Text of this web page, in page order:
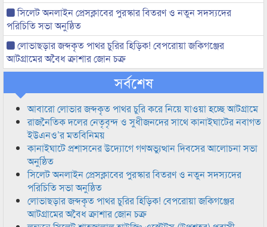
সিলেট অনলাইন প্রেসক্লাবের পুরস্কার বিতরণ ও নতুন সদস্যদের
পরিচিতি সভা অনুষ্ঠিত
লোভাছড়ার জব্দকৃত পাথর চুরির হিড়িক! বেপরোয়া জকিগঞ্জের
আটগ্রামের অবৈধ ক্রাশার জোন চক্র
সর্বশেষ
আবারো লোভার জব্দকৃত পাথর চুরি করে নিয়ে যাওয়া হচ্ছে আটগ্রামে
রাজনৈতিক দলের নেতৃবৃন্দ ও সুধীজনদের সাথে কানাইঘাটের নবাগত
ইউএনও’র মতবিনিময়
কানাইঘাটে প্রশাসনের উদ্যোগে গণঅভ্যুত্থান দিবসের আলোচনা সভা
অনুষ্ঠিত
সিলেট অনলাইন প্রেসক্লাবের পুরস্কার বিতরণ ও নতুন সদস্যদের
পরিচিতি সভা অনুষ্ঠিত
লোভাছড়ার জব্দকৃত পাথর চুরির হিড়িক! বেপরোয়া জকিগঞ্জের
আটগ্রামের অবৈধ ক্রাশার জোন চক্র